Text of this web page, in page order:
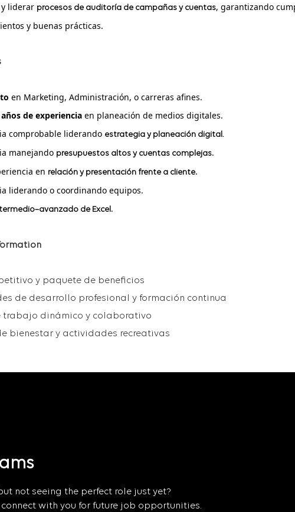
liderar procesos de auditoría de campañas y cuentas, garantizando
y buenas prácticas.
en Marketing, Administración, o carreras afines.
de experiencia en planeación de medios digitales.
comprobable liderando estrategia y planeación digital.
manejando presupuestos altos y cuentas complejas.
en relación y presentación frente a cliente.
liderando o coordinando equipos.
de Excel .
y paquete de beneficios
de desarrollo profesional y formación continua
trabajo dinámico y colaborativo
bienestar y actividades recreativas
not seeing the perfect role just yet?
connect with you for future job opportunities.